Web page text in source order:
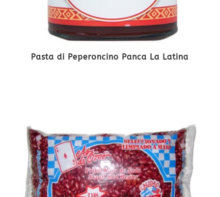
Pasta di Peperoncino Panca La Latina